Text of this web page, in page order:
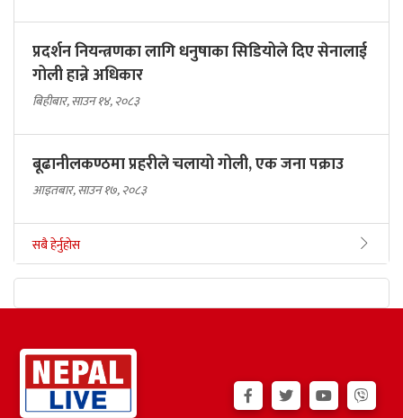
प्रदर्शन नियन्त्रणका लागि धनुषाका सिडियोले दिए सेनालाई
गोली हान्ने अधिकार
बिहीबार, साउन १४, २०८३
बूढानीलकण्ठमा प्रहरीले चलायो गोली, एक जना पक्राउ
आइतबार, साउन १७, २०८३
सबै हेर्नुहोस